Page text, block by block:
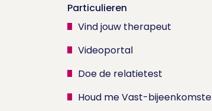
Particulieren
Vind jouw therapeut
Videoportal
Doe de relatietest
Houd me Vast-